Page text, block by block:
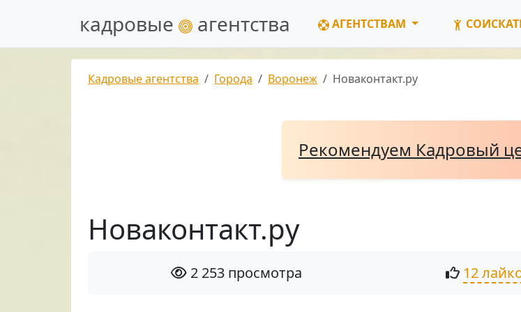
кадровые агентства АГЕНТСТВАМ
Кадровые агентства Города Воронеж Новаконтакт.ру
Рекомендуем Кадровый
Новаконтакт.ру
2 253 просмотра 12